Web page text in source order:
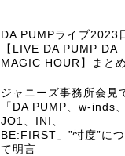
DA PUMPライブ2023
【LIVE DA PUMP DA
MAGIC HOUR】まと
ジャニーズ事務所会見
「DA PUMP、w-inds、
JO1、INI、
BE:FIRST」”忖度”に
て明言